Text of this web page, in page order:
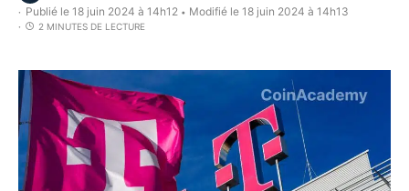
Publié le 18 juin 2024 à 14h12 • Modifié le 18 juin 2024 à 14h13
2 MINUTES DE LECTURE